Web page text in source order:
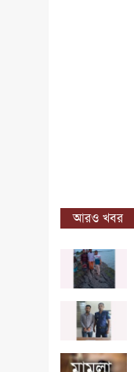
আরও খবর